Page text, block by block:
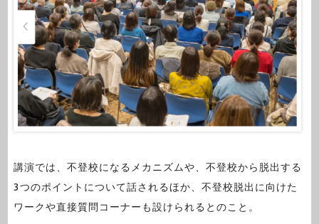
講演では、不登校になるメカニズムや、不登校から脱出する
3つのポイントについて話されるほか、不登校脱出に向けた
ワークや直接質問コーナーも設けられるとのこと。